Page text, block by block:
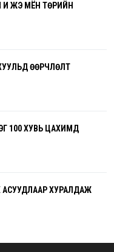
И ЖЭ МЁН ТӨРИЙН
ӨӨРЧЛӨЛТ
100 ХУВЬ ЦАХИМД
АСУУДЛААР ХУРАЛДАЖ